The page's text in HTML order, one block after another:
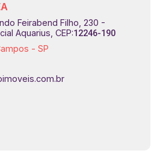
Feirabend Filho, 230 -
Aquarius, CEP:12246-190
- SP